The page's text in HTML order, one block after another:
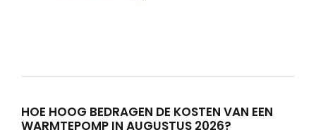
HOE HOOG BEDRAGEN DE KOSTEN VAN EEN
WARMTEPOMP IN AUGUSTUS 2026?